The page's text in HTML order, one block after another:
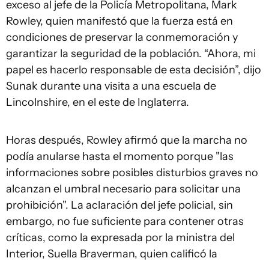
exceso al jefe de la Policía Metropolitana, Mark
Rowley, quien manifestó que la fuerza está en
condiciones de preservar la conmemoración y
garantizar la seguridad de la población. “Ahora, mi
papel es hacerlo responsable de esta decisión”, dijo
Sunak durante una visita a una escuela de
Lincolnshire, en el este de Inglaterra.
Horas después, Rowley afirmó que la marcha no
podía anularse hasta el momento porque "las
informaciones sobre posibles disturbios graves no
alcanzan el umbral necesario para solicitar una
prohibición". La aclaración del jefe policial, sin
embargo, no fue suficiente para contener otras
críticas, como la expresada por la ministra del
Interior, Suella Braverman, quien calificó la